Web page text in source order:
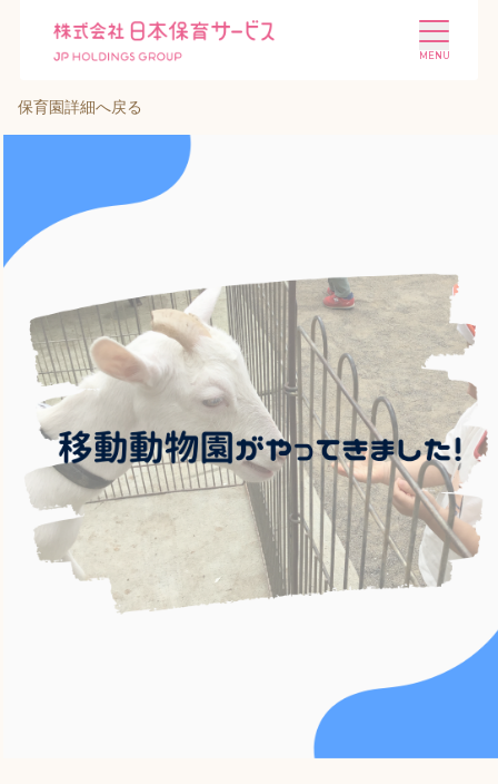
会社概要 ニュース
採用情報
Language
保育園詳細へ戻る